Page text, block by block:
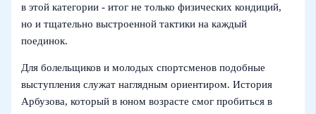
в этой категории - итог не только физических кондиций,
но и тщательно выстроенной тактики на каждый
поединок.
Для болельщиков и молодых спортсменов подобные
выступления служат наглядным ориентиром. История
Арбузова, который в юном возрасте смог пробиться в